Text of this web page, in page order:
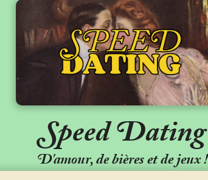
Speed Dating
D'amour, de bières et de jeux !